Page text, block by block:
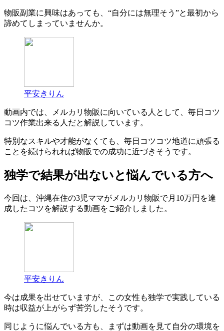
物販副業に興味はあっても、“自分には無理そう”と最初から
諦めてしまっていませんか。
平安きりん
動画内では、メルカリ物販に向いている人として、毎日コツ
コツ作業出来る人だと解説しています。
特別なスキルや才能がなくても、毎日コツコツ地道に頑張る
ことを続けられれば物販での成功に近づきそうです。
独学で結果が出ないと悩んでいる方へ
今回は、沖縄在住の3児ママがメルカリ物販で月10万円を達
成したコツを解説する動画をご紹介しました。
平安きりん
今は成果を出せていますが、この女性も独学で実践している
時は収益が上がらず苦労したそうです。
同じように悩んでいる方も、まずは動画を見て自分の環境を